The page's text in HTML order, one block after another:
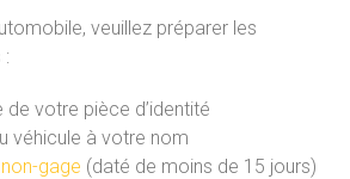
veuillez préparer les
votre pièce d’identité
véhicule à votre nom
non-gage (daté de moins de 15 jours)